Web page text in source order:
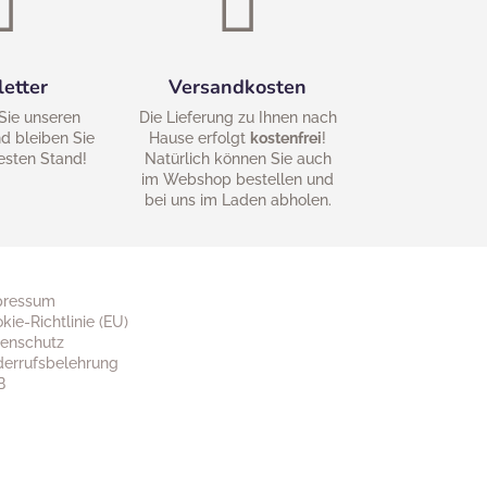
unseren
bleiben Sie
Stand!
Versandkosten
Die Lieferung zu Ihnen nach
Hause erfolgt kostenfrei!
Natürlich können Sie auch
im Webshop bestellen und
bei uns im Laden abholen.
Richtlinie (EU)